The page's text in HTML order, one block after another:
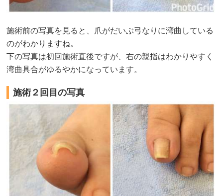
施術前の写真を見ると、爪がだいぶ弓なりに湾曲している
のがわかりますね。
下の写真は初回施術直後ですが、右の親指はわかりやすく
湾曲具合がゆるやかになっています。
施術２回目の写真